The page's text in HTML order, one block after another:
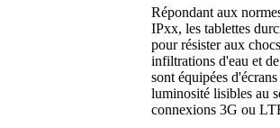
Répondant aux
IPxx, les tablettes
pour résister aux
infiltrations d'eau et
sont équipées
luminosité lisibles au
connexions 3G ou